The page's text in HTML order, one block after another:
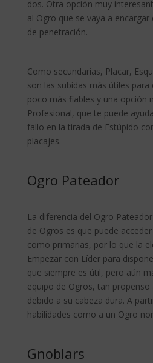
dos. Otra opción muy
al Ogro que se vaya a
de penetración.
Como secundarias, Placar,
son las subidas más útiles
poco más fiables y una opción
Profesional, que te puede
fallo en la tirada de Estúpido
placajes.
Ogro Pateador
La diferencia del Ogro
de Ogros es que puede
como primarias, por lo que la
Empezar con Líder para
que siempre es útil, pero aún
equipo de Ogros, tan
debido a su cabeza dura. A
habilidades como a un Ogro
Gnoblars